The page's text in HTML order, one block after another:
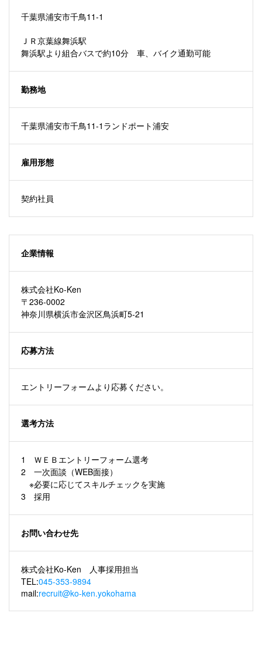
千葉県浦安市千鳥11-1
ＪＲ京葉線舞浜駅
舞浜駅より組合バスで約10分 車、バイク通勤可能
勤務地
千葉県浦安市千鳥11-1ランドポート浦安
雇用形態
契約社員
企業情報
株式会社Ko-Ken
〒236-0002
神奈川県横浜市金沢区鳥浜町5-21
応募方法
エントリーフォームより応募ください。
選考方法
1 ＷＥＢエントリーフォーム選考
2 一次面談（WEB面接）
※必要に応じてスキルチェックを実施
3 採用
お問い合わせ先
株式会社Ko-Ken 人事採用担当
TEL:045-353-9894
mail:recruit@ko-ken.yokohama